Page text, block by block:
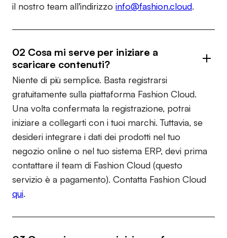
il nostro team all'indirizzo info@fashion.cloud.
02 Cosa mi serve per iniziare a
scaricare contenuti?
Niente di più semplice. Basta registrarsi
gratuitamente sulla piattaforma Fashion Cloud.
Una volta confermata la registrazione, potrai
iniziare a collegarti con i tuoi marchi. Tuttavia, se
desideri integrare i dati dei prodotti nel tuo
negozio online o nel tuo sistema ERP, devi prima
contattare il team di Fashion Cloud (questo
servizio è a pagamento). Contatta Fashion Cloud
qui.